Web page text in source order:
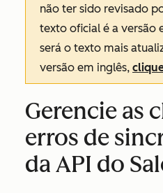
não ter sido revisado
texto oficial é a versão
será o texto mais
versão em inglês,
Gerencie as
erros de
da API do